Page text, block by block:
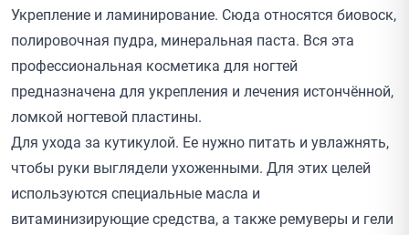
Укрепление и ламинирование. Сюда относятся биовоск,
полировочная пудра, минеральная паста. Вся эта
профессиональная косметика для ногтей
предназначена для укрепления и лечения истончённой,
ломкой ногтевой пластины.
Для ухода за кутикулой. Ее нужно питать и увлажнять,
чтобы руки выглядели ухоженными. Для этих целей
используются специальные масла и
витаминизирующие средства, а также ремуверы и гели